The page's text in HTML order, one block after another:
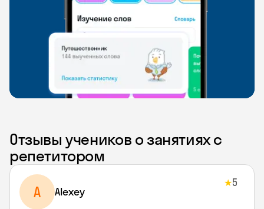
Отзывы учеников о занятиях с
репетитором
A Alexey
★5